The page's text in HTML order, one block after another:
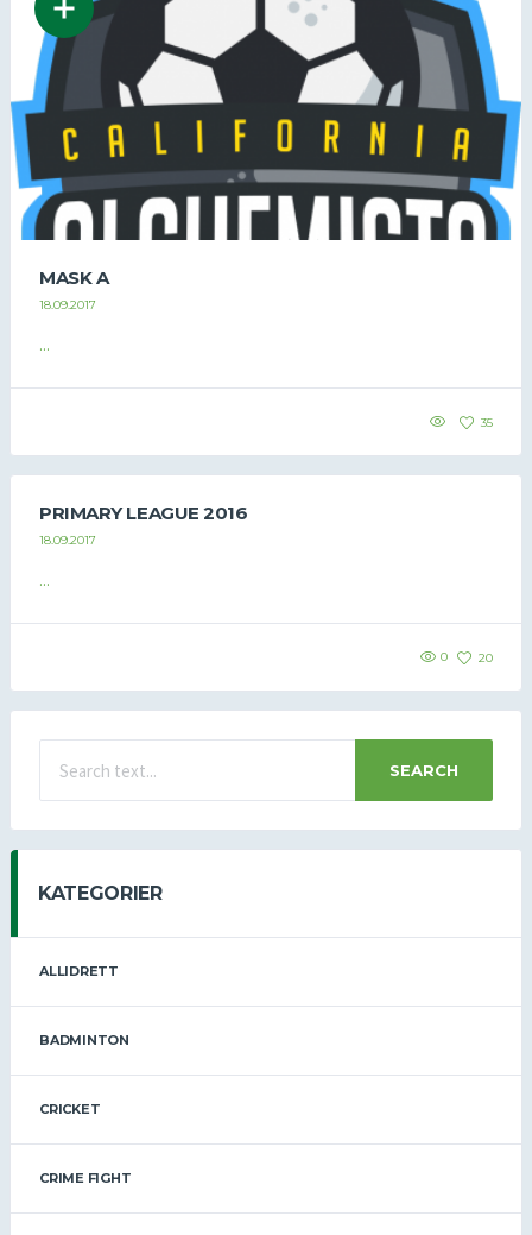
MASK A
18.09.2017
...
35
PRIMARY LEAGUE 2016
18.09.2017
...
0 20
SEARCH
KATEGORIER
ALLIDRETT
BADMINTON
CRICKET
CRIME FIGHT